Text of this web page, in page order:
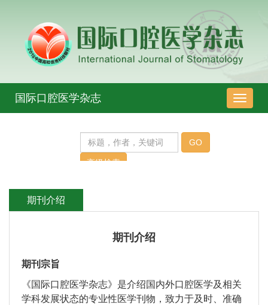
导
航
国际口腔医学杂志
期刊介绍
期刊介绍
期刊宗旨
《国际口腔医学杂志》是介绍国内外口腔医学及相关
学科发展状态的专业性医学刊物，致力于及时、准确